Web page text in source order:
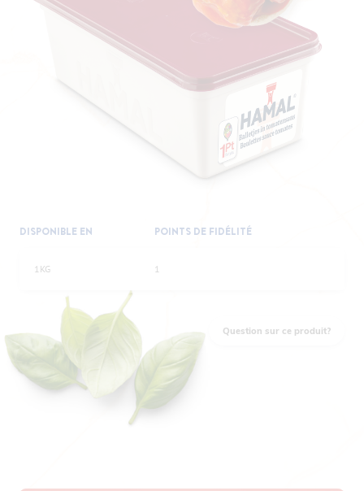
DISPONIBLE EN POINTS DE FIDÉLITÉ
1KG 1
Question sur ce produit?